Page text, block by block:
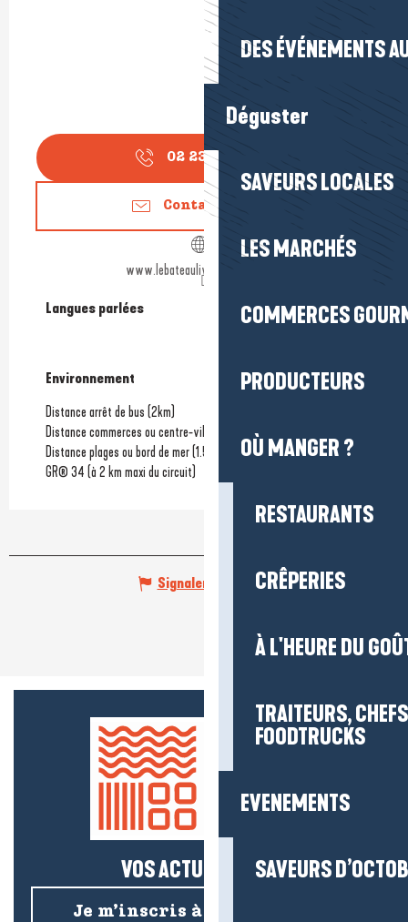
DES ÉVÉNEMENTS
Déguster
SAVEURS LOCALES
LES MARCHÉS
COMMERCES
PRODUCTEURS
OÙ MANGER ?
RESTAURANTS
CRÊPERIES
À L'HEURE DU
TRAITEURS,
FOODTRUCKS
EVENEMENTS
SAVEURS
02 23 10 00
Contactez-nous
www.lebateaulivre-penestin.com
Langues parlées
Langues parlées
Environnement
Environnement
Distance arrêt de bus (2km)
Distance commerces ou centre-ville
Distance plages ou bord de mer(1.5km)
GR® 34 (à 2 km maxi du circuit)
Signaler une erreur
VOS ACTUS SALÉES !
Je m’inscris à la newsletter